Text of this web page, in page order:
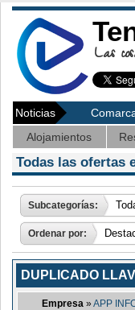
Las
Noticias
Alojamientos
Todas las ofertas
Subcategorías:
Ordenar por:
DUPLICADO
Empresa »APP